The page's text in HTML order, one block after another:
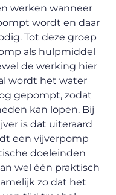
werken wanneer
wordt en daar
Tot deze groep
als hulpmiddel
de werking hier
wordt het water
gepompt, zodat
kan lopen. Bij
is dat uiteraard
een vijverpomp
doeleinden
wel één praktisch
zo dat het